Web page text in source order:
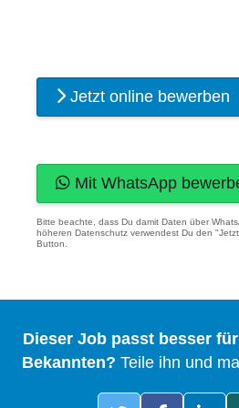
Jetzt online bewerben
Mit WhatsApp
Bitte beachte, dass Du damit Daten über
höheren Datenschutz verwendest Du den
Button.
Dieser Job passt besser
Bekannten? Teile ihn und